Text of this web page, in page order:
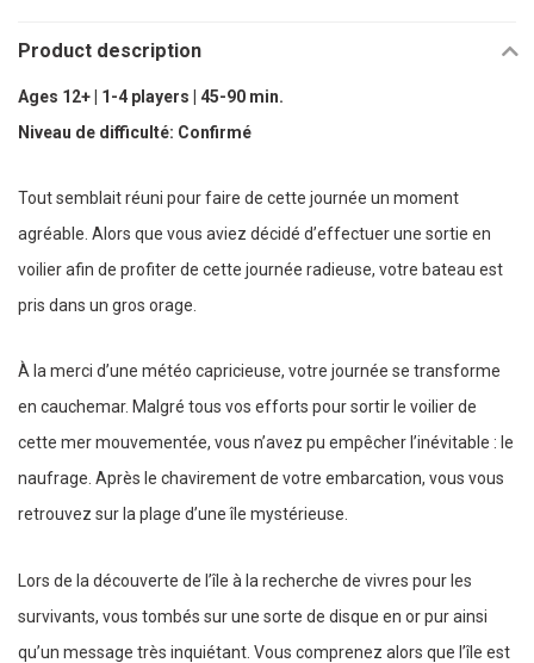
Product description
Ages 12+ | 1-4 players | 45-90 min.
Niveau de difficulté: Confirmé
Tout semblait réuni pour faire de cette journée un moment
agréable. Alors que vous aviez décidé d’effectuer une sortie en
voilier afin de profiter de cette journée radieuse, votre bateau est
pris dans un gros orage.
À la merci d’une météo capricieuse, votre journée se transforme
en cauchemar. Malgré tous vos efforts pour sortir le voilier de
cette mer mouvementée, vous n’avez pu empêcher l’inévitable : le
naufrage. Après le chavirement de votre embarcation, vous vous
retrouvez sur la plage d’une île mystérieuse.
Lors de la découverte de l’île à la recherche de vivres pour les
survivants, vous tombés sur une sorte de disque en or pur ainsi
qu’un message très inquiétant. Vous comprenez alors que l’île est